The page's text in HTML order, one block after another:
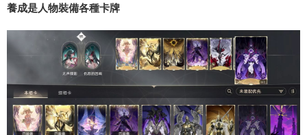
養成是人物裝備各種卡牌